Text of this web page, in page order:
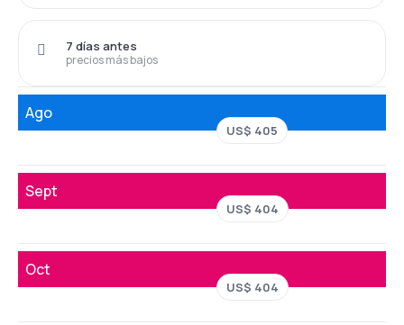
precios más bajos
7 días antes
Ago
US$ 405
Sept
US$ 404
Oct
US$ 404